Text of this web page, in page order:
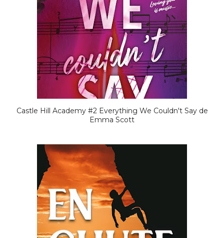
Castle Hill Academy #2 Everything We Couldn't Say de
Emma Scott